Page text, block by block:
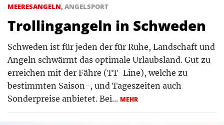
MEERESANGELN, ANGELSPORT
Trollingangeln in Schweden
Schweden ist für jeden der für Ruhe, Landschaft und
Angeln schwärmt das optimale Urlaubsland. Gut zu
erreichen mit der Fähre (TT-Line), welche zu
bestimmten Saison-, und Tageszeiten auch
Sonderpreise anbietet. Bei... MEHR